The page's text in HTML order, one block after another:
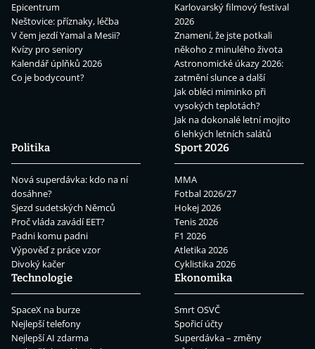
Epicentrum
Neštovice: příznaky, léčba
V čem jezdí Yamal a Mesii?
Kvízy pro seniory
Kalendář úplňků 2026
Co je bodycount?
Karlovarský filmový festival
2026
Znamení, že jste potkali
někoho z minulého života
Astronomické úkazy 2026:
zatmění slunce a další
Jak obléci miminko při
vysokých teplotách?
Jak na dokonalé letní mojito
6 lehkých letních salátů
Politika
Nová superdávka: kdo na ní
dosáhne?
Sjezd sudetských Němců
Proč vláda zavádí EET?
Padni komu padni
Výpověď z práce vzor
Divoký kačer
Sport 2026
MMA
Fotbal 2026/27
Hokej 2026
Tenis 2026
F1 2026
Atletika 2026
Cyklistika 2026
Technologie
SpaceX na burze
Nejlepší telefony
Nejlepší AI zdarma
Ekonomika
Smrt OSVČ
Spořicí účty
Superdávka – změny